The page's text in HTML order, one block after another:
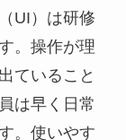
UI）は研修
。操作が理
ていること
は早く日常
。使いやす